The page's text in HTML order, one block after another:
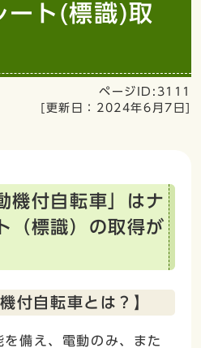
ート(標識)取
ページID:3111
[更新日： 2024年6月7日]
機付自転車」はナ
（標識）の取得が
付自転車とは？】
備え、電動のみ、また